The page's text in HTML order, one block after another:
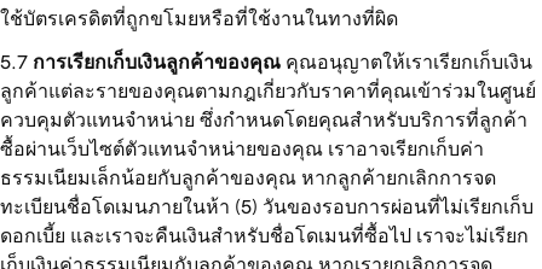
ใช้บัตรเครดิตที่ถูกขโมยหรือที่ใช้งานในทางที่ผิด
การเรียกเก็บเงินลูกค้าของคุณ คุณอนุญาตให้เราเรียกเก็บเงิน
ลูกค้าแต่ละรายของคุณตามกฎเกี่ยวกับราคาที่คุณเข้าร่วมในศูนย์
ควบคุมตัวแทนจำหน่าย ซึ่งกำหนดโดยคุณสำหรับบริการที่ลูกค้า
ซื้อผ่านเว็บไซต์ตัวแทนจำหน่ายของคุณ เราอาจเรียกเก็บค่า
ธรรมเนียมเล็กน้อยกับลูกค้าของคุณ หากลูกค้ายกเลิกการจด
ทะเบียนชื่อโดเมนภายในห้า (5) วันของรอบการผ่อนที่ไม่เรียกเก็บ
ดอกเบี้ย และเราจะคืนเงินสำหรับชื่อโดเมนที่ซื้อไป เราจะไม่เรียก
เก็บเงินค่าธรรมเนียมกับลูกค้าของคุณ หากเรายกเลิกการจด